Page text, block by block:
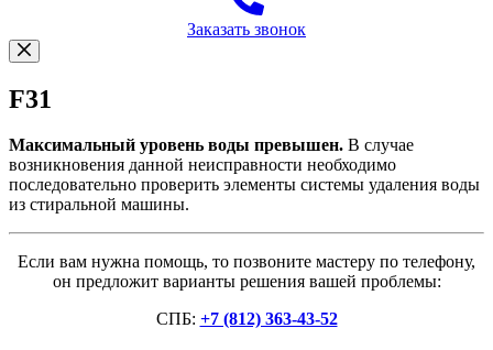
Заказать звонок
F31
Максимальный уровень воды превышен. В случае
возникновения данной неисправности необходимо
последовательно проверить элементы системы удаления воды
из стиральной машины.
Если вам нужна помощь, то позвоните мастеру по телефону,
он предложит варианты решения вашей проблемы:
СПБ: +7 (812) 363-43-52